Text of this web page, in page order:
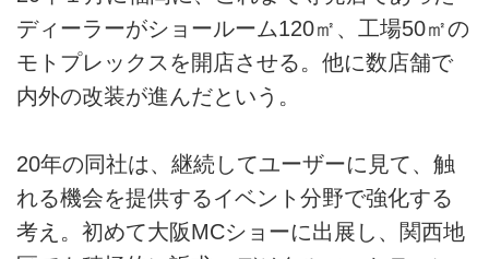
ディーラーがショールーム120㎡、工場50㎡の
モトプレックスを開店させる。他に数店舗で
内外の改装が進んだという。
20年の同社は、継続してユーザーに見て、触
れる機会を提供するイベント分野で強化する
考え。初めて大阪MCショーに出展し、関西地